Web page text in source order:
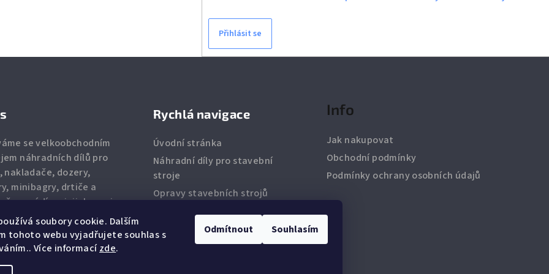
soubory cookie. Dalším
tohoto webu vyjadřujete souhlas s
Více informacízde.
Odmítnout Souhlasím
Přihlásit se
se velkoobchodním
náhradních dílů pro
nakladače, dozery,
minibagry, drtiče a
provádíme jejich servis.
zuby,břity,filtry,
dílya ostatní
díly.
Rychlá navigace
Úvodní stránka
Náhradní díly pro stavební
stroje
Opravy stavebních strojů
Kontakty
Info
Jak nakupovat
Obchodní podmínky
Podmínky ochrany osobních údajů